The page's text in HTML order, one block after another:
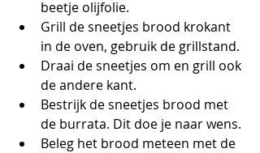
beetje olijfolie.
Grill de sneetjes brood krokant
in de oven, gebruik de grillstand.
Draai de sneetjes om en grill ook
de andere kant.
Bestrijk de sneetjes brood met
de burrata. Dit doe je naar wens.
Beleg het brood meteen met de